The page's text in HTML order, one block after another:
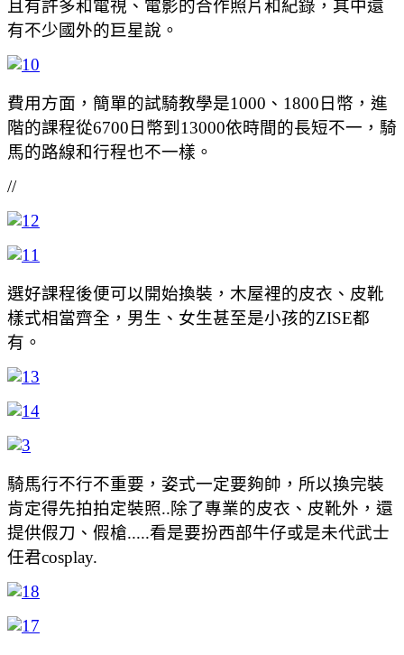
且有許多和電視、電影的合作照片和紀錄，其中還
有不少國外的巨星說。
費用方面，簡單的試騎教學是1000、1800日幣，進
階的課程從6700日幣到13000依時間的長短不一，騎
馬的路線和行程也不一樣。
//
選好課程後便可以開始換裝，木屋裡的皮衣、皮靴
樣式相當齊全，男生、女生甚至是小孩的ZISE都
有。
騎馬行不行不重要，姿式一定要夠帥，所以換完裝
肯定得先拍拍定裝照..除了專業的皮衣、皮靴外，還
提供假刀、假槍.....看是要扮西部牛仔或是未代武士
任君cosplay.